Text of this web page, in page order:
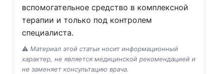
вспомогательное средство в комплексной
терапии и только под контролем
специалиста.
⚠️ Материал этой статьи носит информационный
характер, не является медицинской рекомендацией и
не заменяет консультацию врача.